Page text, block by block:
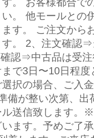
。 他モールとの
す。 ご注文か
。 2、注文確認
認⇒中古品は受
で3日〜10日程
択の場合、ご入
備が整い次第、出
送信致します。
ます。予めご了